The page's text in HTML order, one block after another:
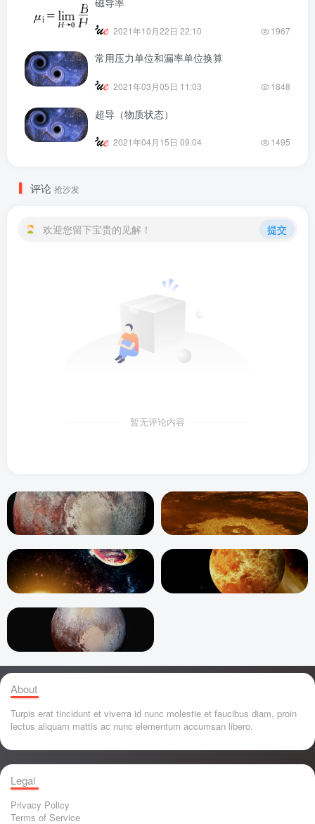
2021年10月22日 22:10 1967
常用压力单位和漏率单位换算
2021年03月05日 11:03 1848
超导（物质状态）
2021年04月15日 09:04 1495
评论 抢沙发
欢迎您留下宝贵的见解！ 提交
暂无评论内容
About
Turpis erat tincidunt et viverra id nunc molestie et faucibus diam, proin
lectus aliquam mattis ac nunc elementum accumsan libero.
Legal
Privacy Policy
Terms of Service